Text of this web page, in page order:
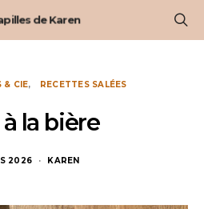
de Karen
& CIE RECETTES SALÉES
la bière
2026 KAREN